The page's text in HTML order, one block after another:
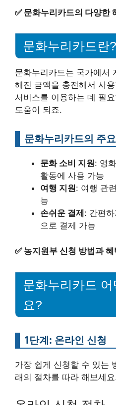
✅ 문화누리카드의 다양한
문화누리카드란?
문화누리카드는 국가에서
해진 금액을 충전해서 사
서비스를 이용하는 데 필
도움이 되죠.
문화누리카드의 주
문화 소비 지원: 영
활동에 사용 가능
여행 지원: 여행 관
능
손쉬운 결제 : 간편
으로 결제 가능
✅ 농지원부 신청 방법과
문화누리카드
요?
1단계: 온라인 신청
가장 쉽게 신청할 수 있는
래의 절차를 따라 해보세